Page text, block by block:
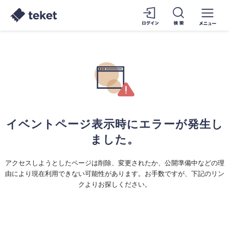
イベントページ表示時にエラーが発生し
ました。
アクセスしようとしたページは削除、変更されたか、公開準備中などの理
由により現在利用できない可能性があります。お手数ですが、下記のリン
クよりお探しください。